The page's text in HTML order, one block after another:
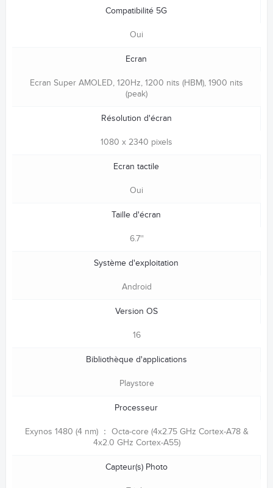
Compatibilité 5G
Oui
Ecran
Ecran Super AMOLED, 120Hz, 1200 nits (HBM), 1900 nits
(peak)
Résolution d'écran
1080 x 2340 pixels
Ecran tactile
Oui
Taille d'écran
6.7''
Système d'exploitation
Android
Version OS
16
Bibliothèque d'applications
Playstore
Processeur
Exynos 1480 (4 nm) ： Octa-core (4x2.75 GHz Cortex-A78 &
4x2.0 GHz Cortex-A55)
Capteur(s) Photo